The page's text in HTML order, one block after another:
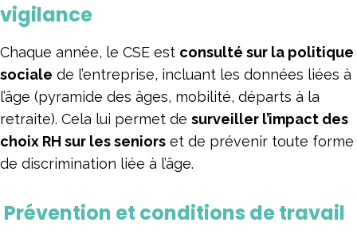
vigilance
Chaque année, le CSE est consulté sur la politique
sociale de l’entreprise, incluant les données liées à
l’âge (pyramide des âges, mobilité, départs à la
retraite). Cela lui permet de surveiller l’impact des
choix RH sur les seniors et de prévenir toute forme
de discrimination liée à l’âge.
Prévention et conditions de travail